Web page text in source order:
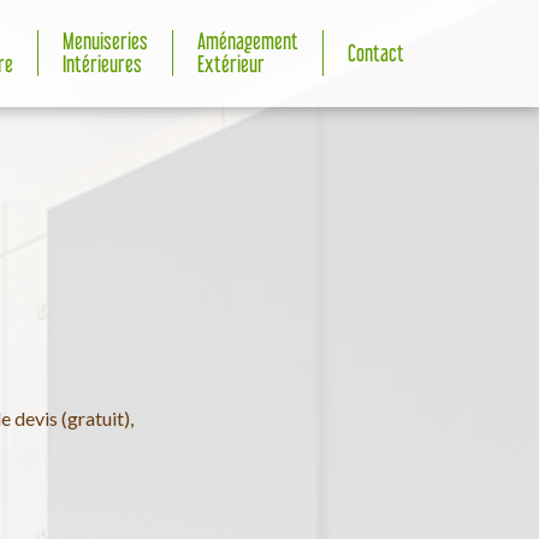
Menuiseries
Intérieures
Aménagement
Extérieur
Contact
devis (gratuit),